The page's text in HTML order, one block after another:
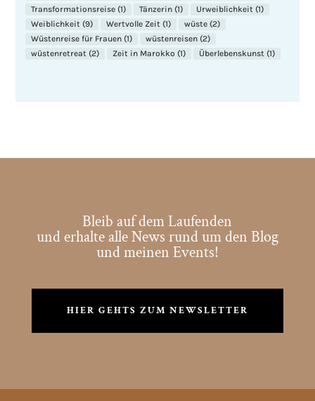
Transformationsreise (1) Tänzerin (1) Urweiblichkeit (1)
Weiblichkeit (9) Wertvolle Zeit (1) wüste (2)
Wüstenreise für Frauen (1) wüstenreisen (2)
wüstenretreat (2) Zeit in Marokko (1) Überlebenskunst (1)
Bleib auf dem Laufenden
und erhalte alle News rund um den Blog
und meinen Events!
HIER GEHTS ZUM NEWSLETTER